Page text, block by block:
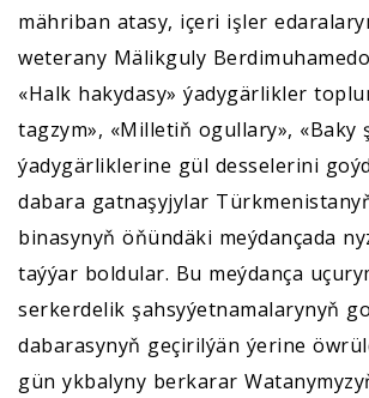
mähriban atasy, içeri işler
weterany Mälikguly
«Halk hakydasy» ýadygärlikler
tagzym», «Milletiň ogullary», «Baky
ýadygärliklerine gül desselerini
dabara gatnaşyjylar
binasynyň öňündäki meýdançada
taýýar boldular. Bu meýdança
serkerdelik şahsyýetnamalarynyň
dabarasynyň geçirilýän ýerine
gün ykbalyny berkarar